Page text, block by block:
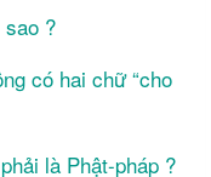
sao ?
có hai chữ “cho
là Phật-pháp ?